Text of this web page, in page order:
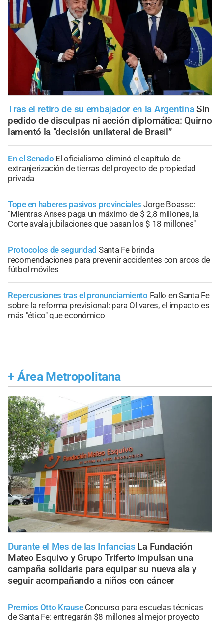
Tras el retiro de su embajador en la Argentina Sin
pedido de disculpas ni acción diplomática: Quirno
lamentó la “decisión unilateral de Brasil”
En el Senado El oficialismo eliminó el capítulo de
extranjerización de tierras del proyecto de propiedad
privada
Tope en haberes pasivos provinciales Jorge Boasso:
"Mientras Anses paga un máximo de $ 2,8 millones, la
Corte avala jubilaciones que pasan los $ 18 millones"
Protocolos de seguridad Santa Fe brinda
recomendaciones para prevenir accidentes con arcos de
fútbol móviles
Repercusiones tras el pronunciamiento Fallo en Santa Fe
sobre la reforma previsional: para Olivares, el impacto es
más "ético" que económico
+ Área Metropolitana
Durante el Mes de las Infancias La Fundación
Mateo Esquivo y Grupo Triferto impulsan una
campaña solidaria para equipar su nueva ala y
seguir acompañando a niños con cáncer
Premios Otto Krause Concurso para escuelas técnicas
de Santa Fe: entregarán $8 millones al mejor proyecto